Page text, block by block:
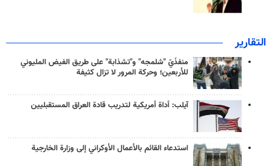
التقارير
منفذَيّ "شلمجه" و"تشذابة" على طريق الفيض المليوني
للأربعين؛ وحركة المرور لا تزال كثيفة
آيلب: أداة أمريكية لتدريب قادة العراق المستقبليين
استدعاء القائم بالأعمال الأوكراني إلى وزارة الخارجية